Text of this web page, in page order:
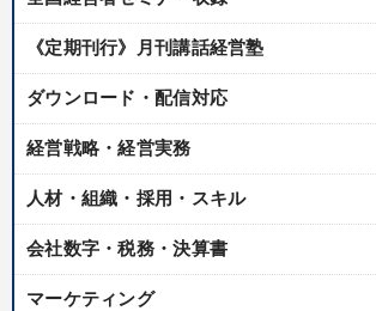
《定期刊行》月刊講話経営塾
ダウンロード・配信対応
経営戦略・経営実務
人材・組織・採用・スキル
会社数字・税務・決算書
マーケティング